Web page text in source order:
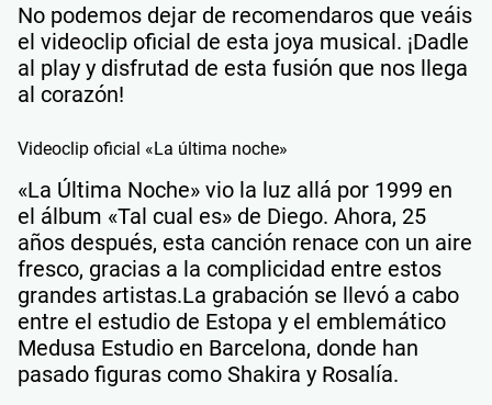
No podemos dejar de recomendaros que veáis
el videoclip oficial de esta joya musical. ¡Dadle
al play y disfrutad de esta fusión que nos llega
al corazón!​
Videoclip oficial «La última noche»
«La Última Noche» vio la luz allá por 1999 en
el álbum «Tal cual es» de Diego. Ahora, 25
años después, esta canción renace con un aire
fresco, gracias a la complicidad entre estos
grandes artistas.La grabación se llevó a cabo
entre el estudio de Estopa y el emblemático
Medusa Estudio en Barcelona, donde han
pasado figuras como Shakira y Rosalía.